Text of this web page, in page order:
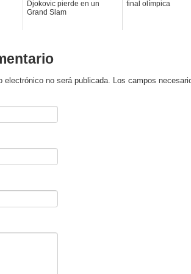
Djokovic pierde en un
Grand Slam
final olímpica
electrónico no será publicada. Los campos